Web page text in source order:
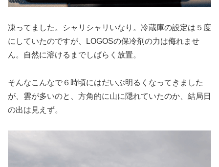
凍ってました。シャリシャリいなり。冷蔵庫の設定は５度
にしていたのですが、LOGOSの保冷剤の力は侮れませ
ん。自然に溶けるまでしばらく放置。
そんなこんなで６時頃にはだいぶ明るくなってきました
が、雲が多いのと、方角的に山に隠れていたのか、結局日
の出は見えず。